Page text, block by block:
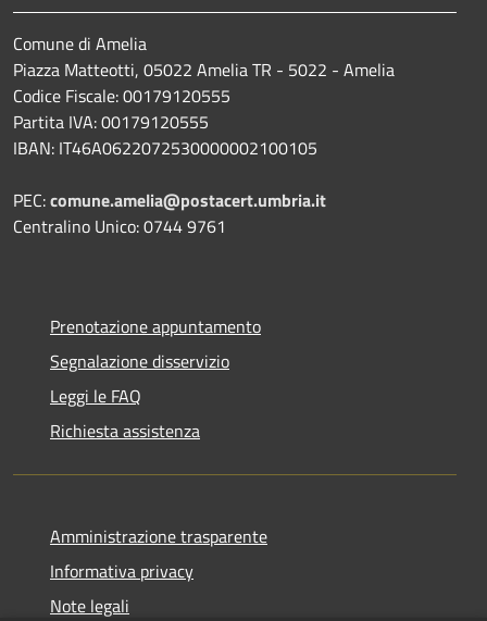
Comune di Amelia
Piazza Matteotti, 05022 Amelia TR - 5022 - Amelia
Codice Fiscale: 00179120555
Partita IVA: 00179120555
IBAN: IT46A0622072530000002100105
PEC:comune.amelia@postacert.umbria.it
Centralino Unico: 0744 9761
Prenotazione appuntamento
Segnalazione disservizio
Leggi le FAQ
Richiesta assistenza
Amministrazione trasparente
Informativa privacy
Note legali